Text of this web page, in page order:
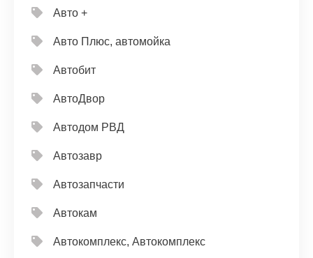
Авто +
Авто Плюс, автомойка
Автобит
АвтоДвор
Автодом РВД
Автозавр
Автозапчасти
Автокам
Автокомплекс, Автокомплекс